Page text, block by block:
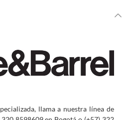
llama a nuestra línea de